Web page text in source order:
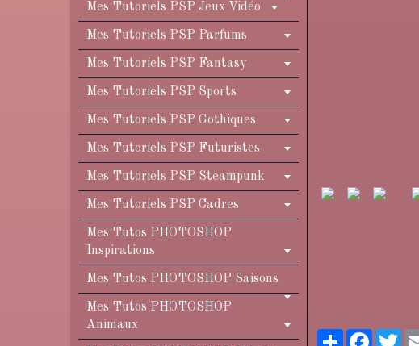
Partager
Mes Tutoriels PSP Jeux Vidéo
Mes Tutoriels PSP Parfums
Mes Tutoriels PSP Fantasy
Mes Tutoriels PSP Sports
Mes Tutoriels PSP Gothiques
Mes Tutoriels PSP Futuristes
Mes Tutoriels PSP Steampunk
Mes Tutoriels PSP Cadres
Mes Tutos PHOTOSHOP
Inspirations
Mes Tutos PHOTOSHOP Saisons
Mes Tutos PHOTOSHOP
Animaux